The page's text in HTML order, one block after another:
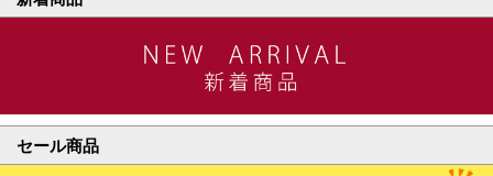
セール商品